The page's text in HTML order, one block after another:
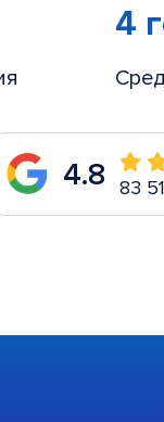
4
4.8 83